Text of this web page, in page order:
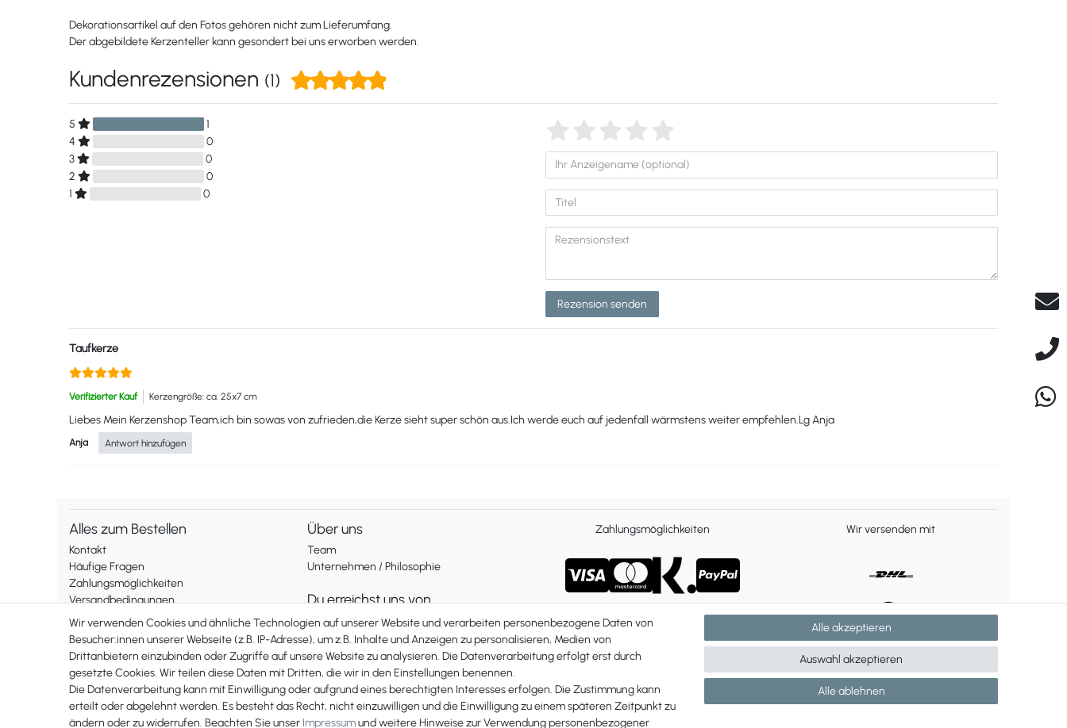
Dekorationsartikel auf den Fotos gehören nicht zum Lieferumfang.
Der abgebildete Kerzenteller kann gesondert bei uns erworben werden.
Kundenrezensionen (1)
5
1
4
0
3
0
2
0
1
0
Rezension senden
Taufkerze
Verifizierter Kauf Kerzengröße: ca. 25x7 cm
Liebes Mein Kerzenshop Team,ich bin sowas von zufrieden,die Kerze sieht super schön aus.Ich werde euch auf jedenfall wärmstens weiter empfehlen.Lg Anja
Anja Antwort hinzufügen
Alles zum Bestellen
Kontakt
Häufige Fragen
Zahlungsmöglichkeiten
Versandbedingungen
Widerrufsrecht
Vertrag widerrufen
Rechtliches
Impressum
AGB
Über uns
Team
Unternehmen / Philosophie
Du erreichst uns von
Montag bis Freitag 9 bis 16 Uhr
Telefonisch und per Whatsapp
erreichst Du uns unter:
+49 561 287 907 84
Zahlungsmöglichkeiten Wir versenden mit
Wir verwenden Cookies und ähnliche Technologien auf unserer Website und verarbeiten personenbezogene Daten von
Besucher:innen unserer Webseite (z.B. IP-Adresse), um z.B. Inhalte und Anzeigen zu personalisieren, Medien von
Drittanbietern einzubinden oder Zugriffe auf unsere Website zu analysieren. Die Datenverarbeitung erfolgt erst durch
gesetzte Cookies. Wir teilen diese Daten mit Dritten, die wir in den Einstellungen benennen.
Die Datenverarbeitung kann mit Einwilligung oder aufgrund eines berechtigten Interesses erfolgen. Die Zustimmung kann
erteilt oder abgelehnt werden. Es besteht das Recht, nicht einzuwilligen und die Einwilligung zu einem späteren Zeitpunkt zu
ändern oder zu widerrufen. Beachten Sie unser Impressumund weitere Hinweise zur Verwendung personenbezogener
Alle akzeptieren
Alle ablehnen
Auswahl akzeptieren